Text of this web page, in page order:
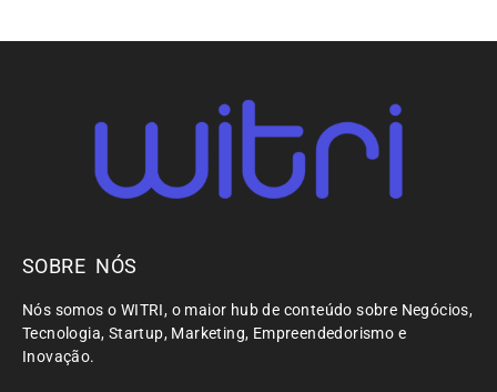
SOBRE NÓS
Nós somos o WITRI, o maior hub de conteúdo sobre Negócios,
Tecnologia, Startup, Marketing, Empreendedorismo e
Inovação.